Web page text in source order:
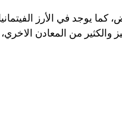
كما يوجد في الأرز
والكثير من المعادن